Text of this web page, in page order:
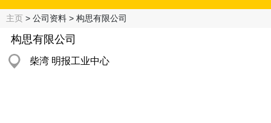
主页 > 公司资料 > 构思有限公司
构思有限公司
柴湾 明报工业中心